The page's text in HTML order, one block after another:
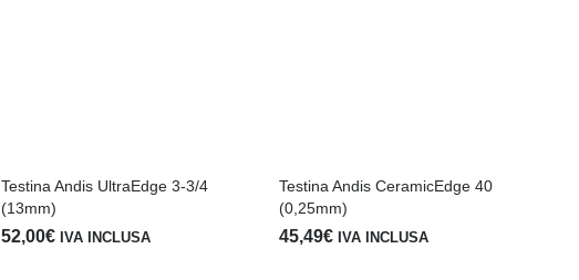
Testina Andis UltraEdge 3-3/4
(13mm)
52,00€ IVA INCLUSA
Testina Andis CeramicEdge 40
(0,25mm)
45,49€ IVA INCLUSA